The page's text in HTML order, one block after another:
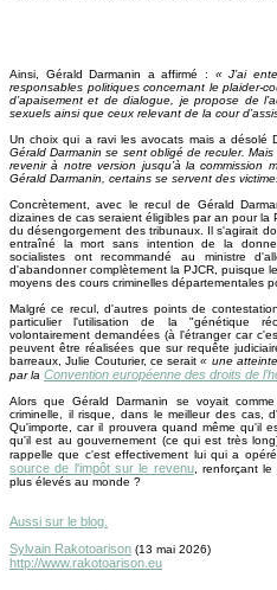
Ainsi, Gérald Darmanin a affirmé : « J’ai
responsables politiques concernant le plaider-
d’apaisement et de dialogue, je propose de
sexuels ainsi que ceux relevant de la cour
Un choix qui a ravi les avocats mais a désolé
Gérald Darmanin se sent obligé de reculer.
revenir à notre version jusqu’à la commission
Gérald Darmanin, certains se servent des
Concrètement, avec le recul de Gérald
dizaines de cas seraient éligibles par an pour
du désengorgement des tribunaux. Il s'agirait
entraîné la mort sans intention de la
socialistes ont recommandé au ministre
d'abandonner complètement la PJCR, puisque
moyens des cours criminelles départementales
Malgré ce recul, d'autres points de
particulier l'utilisation de la "génétique
volontairement demandées (à l'étranger car
peuvent être réalisées que sur requête
barreaux, Julie Couturier, ce serait« une
par la Convention européenne des droits de
Alors que Gérald Darmanin se voyait
criminelle, il risque, dans le meilleur des cas,
Qu'importe, car il prouvera quand même qu'il
qu'il est au gouvernement (ce qui est très
rappelle que c'est effectivement lui qui a
source de l'impôt sur le revenu, renforçant le
plus élevés au monde ?
Aussi sur le blog.
Sylvain Rakotoarison (13 mai 2026)
http://www.rakotoarison.eu